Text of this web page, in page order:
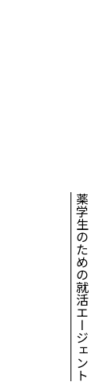
薬学生のための就活エージェント